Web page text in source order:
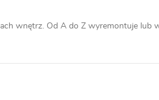
wnętrz. Od A do Z wyremontuje lub